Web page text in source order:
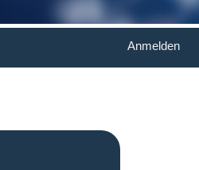
Anmelden